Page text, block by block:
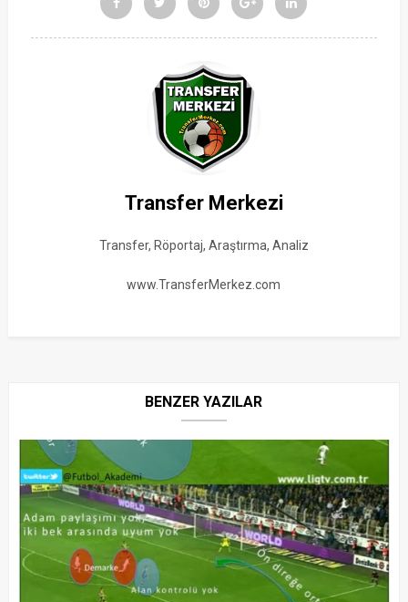
Transfer Merkezi
Transfer, Röportaj, Araştırma, Analiz
www.TransferMerkez.com
BENZER YAZILAR